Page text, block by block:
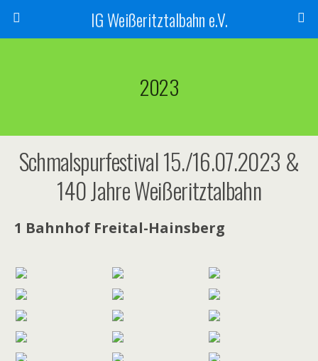
IG Weißeritztalbahn e.V.
2023
Schmalspurfestival 15./16.07.2023 &
140 Jahre Weißeritztalbahn
1 Bahnhof Freital-Hainsberg